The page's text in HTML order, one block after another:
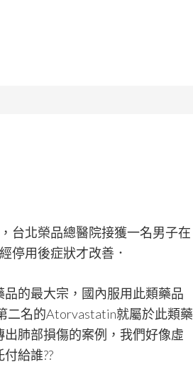
台北榮品總醫院接獲一名男子在
停用後症狀才改善．
的最大宗，國內服用此類藥品
二名的Atorvastatin就屬於此類藥
肺部損傷的案例，我們好像虛
給誰??